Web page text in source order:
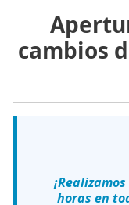
cambios
horas en